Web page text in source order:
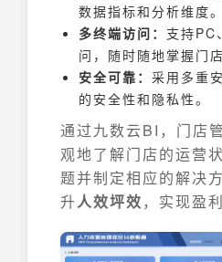
数据指标和分析维度。
多终端访问： 支持PC
问，随时随地掌握门
安全可靠： 采用多重
的安全性和隐私性。
通过九数云BI，门店
观地了解门店的运营
题并制定相应的解决
升人效坪效 ，实现盈